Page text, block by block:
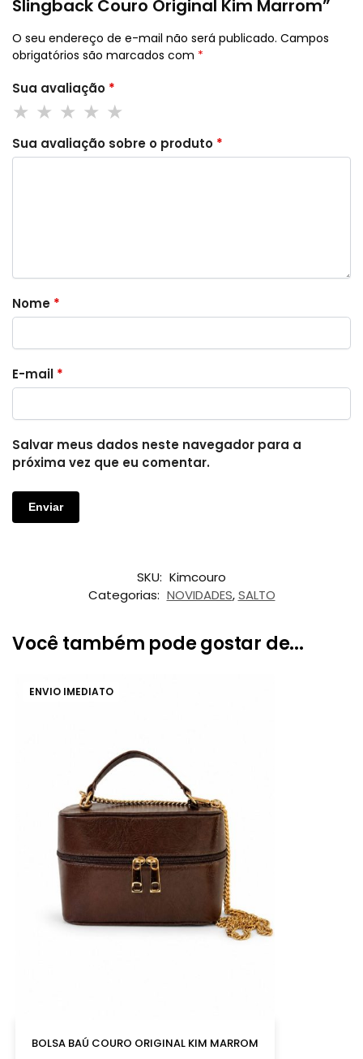
Slingback Couro Original Kim Marrom”
O seu endereço de e-mail não será publicado. Campos
obrigatórios são marcados com *
Sua avaliação *
Sua avaliação sobre o produto *
Nome *
E-mail *
Salvar meus dados neste navegador para a
próxima vez que eu comentar.
SKU: Kimcouro
Categorias: NOVIDADES,SALTO
Você também pode gostar de...
ENVIO IMEDIATO
BOLSA BAÚ COURO ORIGINAL KIM MARROM